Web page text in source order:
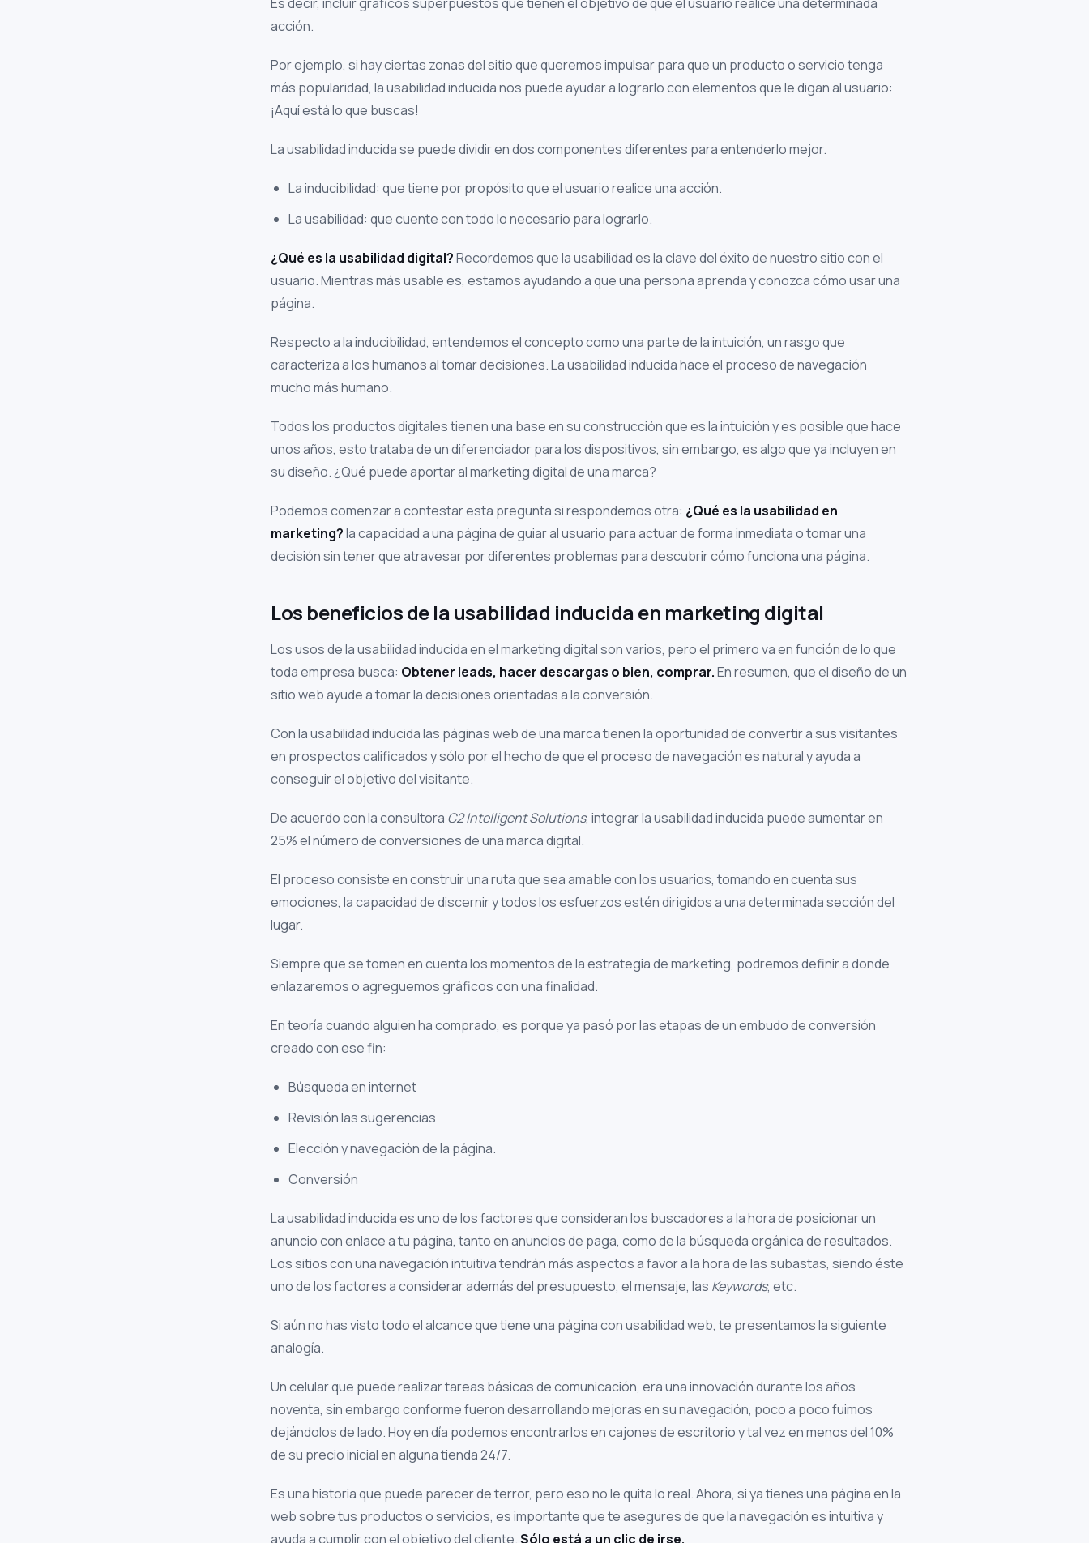
acción.
Por ejemplo, si hay ciertas zonas del sitio que queremos impulsar para que un producto o servicio tenga
más popularidad, la usabilidad inducida nos puede ayudar a lograrlo con elementos que le digan al usuario:
¡Aquí está lo que buscas!
La usabilidad inducida se puede dividir en dos componentes diferentes para entenderlo mejor.
La inducibilidad: que tiene por propósito que el usuario realice una acción.
La usabilidad: que cuente con todo lo necesario para lograrlo.
¿Qué es la usabilidad digital?Recordemos que la usabilidad es la clave del éxito de nuestro sitio con el
usuario. Mientras más usable es, estamos ayudando a que una persona aprenda y conozca cómo usar una
página.
Respecto a la inducibilidad, entendemos el concepto como una parte de la intuición, un rasgo que
caracteriza a los humanos al tomar decisiones. La usabilidad inducida hace el proceso de navegación
mucho más humano.
Todos los productos digitales tienen una base en su construcción que es la intuición y es posible que hace
unos años, esto trataba de un diferenciador para los dispositivos, sin embargo, es algo que ya incluyen en
su diseño. ¿Qué puede aportar al marketing digital de una marca?
Podemos comenzar a contestar esta pregunta si respondemos otra: ¿Qué es la usabilidad en
marketing?la capacidad a una página de guiar al usuario para actuar de forma inmediata o tomar una
decisión sin tener que atravesar por diferentes problemas para descubrir cómo funciona una página.
Los beneficios de la usabilidad inducida en marketing digital
Los usos de la usabilidad inducida en el marketing digital son varios, pero el primero va en función de lo que
toda empresa busca: Obtener leads, hacer descargas o bien, comprar.En resumen, que el diseño de un
sitio web ayude a tomar la decisiones orientadas a la conversión.
Con la usabilidad inducida las páginas web de una marca tienen la oportunidad de convertir a sus visitantes
en prospectos calificados y sólo por el hecho de que el proceso de navegación es natural y ayuda a
conseguir el objetivo del visitante.
De acuerdo con la consultora C2 Intelligent Solutions, integrar la usabilidad inducida puede aumentar en
25% el número de conversiones de una marca digital.
El proceso consiste en construir una ruta que sea amable con los usuarios, tomando en cuenta sus
emociones, la capacidad de discernir y todos los esfuerzos estén dirigidos a una determinada sección del
lugar.
Siempre que se tomen en cuenta los momentos de la estrategia de marketing, podremos definir a donde
enlazaremos o agreguemos gráficos con una finalidad.
En teoría cuando alguien ha comprado, es porque ya pasó por las etapas de un embudo de conversión
creado con ese fin:
Búsqueda en internet
Revisión las sugerencias
Elección y navegación de la página.
Conversión
La usabilidad inducida es uno de los factores que consideran los buscadores a la hora de posicionar un
anuncio con enlace a tu página, tanto en anuncios de paga, como de la búsqueda orgánica de resultados.
Los sitios con una navegación intuitiva tendrán más aspectos a favor a la hora de las subastas, siendo éste
uno de los factores a considerar además del presupuesto, el mensaje, las Keywords, etc.
Si aún no has visto todo el alcance que tiene una página con usabilidad web, te presentamos la siguiente
analogía.
Un celular que puede realizar tareas básicas de comunicación, era una innovación durante los años
noventa, sin embargo conforme fueron desarrollando mejoras en su navegación, poco a poco fuimos
dejándolos de lado. Hoy en día podemos encontrarlos en cajones de escritorio y tal vez en menos del 10%
de su precio inicial en alguna tienda 24/7.
Es una historia que puede parecer de terror, pero eso no le quita lo real. Ahora, si ya tienes una página en la
web sobre tus productos o servicios, es importante que te asegures de que la navegación es intuitiva y
ayuda a cumplir con el objetivo del cliente. Sólo está a un clic de irse.